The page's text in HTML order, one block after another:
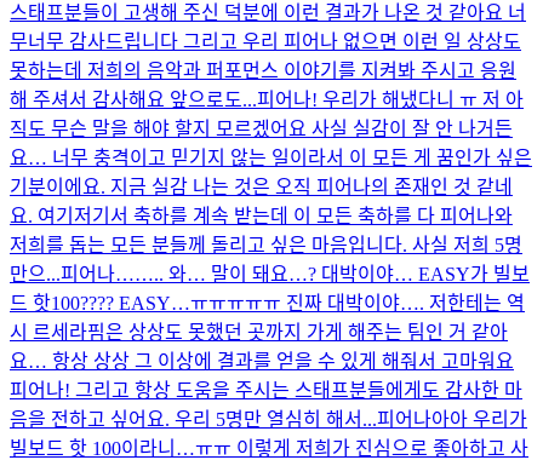
스태프분들이 고생해 주신 덕분에 이런 결과가 나온 것 같아요 너
무너무 감사드립니다 그리고 우리 피어나 없으면 이런 일 상상도
못하는데 저희의 음악과 퍼포먼스 이야기를 지켜봐 주시고 응원
해 주셔서 감사해요 앞으로도...피어나! 우리가 해냈다니 ㅠ 저 아
직도 무슨 말을 해야 할지 모르겠어요 사실 실감이 잘 안 나거든
요… 너무 충격이고 믿기지 않는 일이라서 이 모든 게 꿈인가 싶은
기분이에요. 지금 실감 나는 것은 오직 피어나의 존재인 것 같네
요. 여기저기서 축하를 계속 받는데 이 모든 축하를 다 피어나와
저희를 돕는 모든 분들께 돌리고 싶은 마음입니다. 사실 저희 5명
만으...피어나…….. 와… 말이 돼요…? 대박이야… EASY가 빌보
드 핫100???? EASY…ㅠㅠㅠㅠㅠ 진짜 대박이야…. 저한테는 역
시 르세라핌은 상상도 못했던 곳까지 가게 해주는 팀인 거 같아
요… 항상 상상 그 이상에 결과를 얻을 수 있게 해줘서 고마워요
피어나! 그리고 항상 도움을 주시는 스태프분들에게도 감사한 마
음을 전하고 싶어요. 우리 5명만 열심히 해서...피어나아아 우리가
빌보드 핫 100이라니…ㅠㅠ 이렇게 저희가 진심으로 좋아하고 사